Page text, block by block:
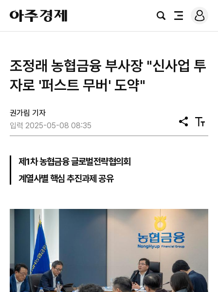
아
주
경
검
전
로
그
조정래 농협금융 부사장 "신사업 투
자로 '퍼스트 무버' 도약"
권가림 기자
입력 2025-05-08 08:35
공
유
텍
스
제1차 농협금융 글로벌전략협의회
계열사별 핵심 추진과제 공유